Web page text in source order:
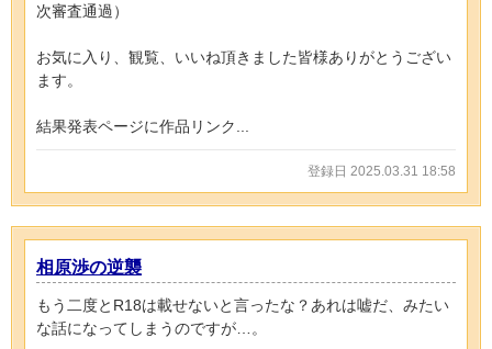
次審査通過）
お気に入り、観覧、いいね頂きました皆様ありがとうござい
ます。
結果発表ページに作品リンク...
登録日 2025.03.31 18:58
相原渉の逆襲
もう二度とR18は載せないと言ったな？あれは嘘だ、みたい
な話になってしまうのですが…。